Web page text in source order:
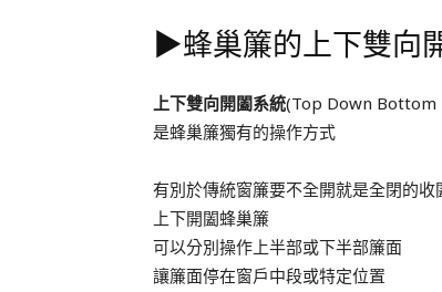
▶︎蜂巢簾的上下雙向
上下雙向開闔系統(Top Down Bottom
是蜂巢簾獨有的操作方式
有別於傳統窗簾要不全開就是全閉的收
上下開闔蜂巢簾
可以分別操作上半部或下半部簾面
讓簾面停在窗戶中段或特定位置